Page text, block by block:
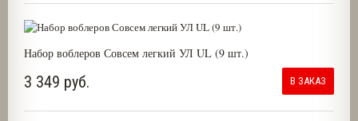
Набор воблеров Совсем легкий УЛ UL (9 шт.)
3 349 руб. В ЗАКАЗ